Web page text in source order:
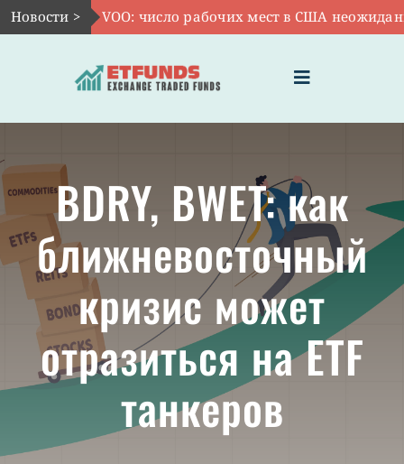
Skip
to
Новости >
Авг 7:VOO: число рабочих мест в США неожиданно
Toggle
Navigation
ЧТО ТАКОЕ ETF
ИНВЕСТИЦИИ В ETF
ТЕМАТИЧЕСКИЕ ETF
АКТУАЛЬНЫЕ
О ПРОЕКТЕ
BDRY, BWET: как
ближневосточный
кризис может
отразиться на ETF
танкеров